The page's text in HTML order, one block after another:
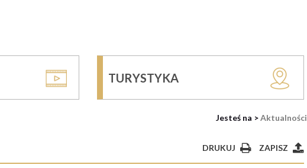
TURYSTYKA
Jesteś na >Aktualności
DRUKUJ ZAPISZ